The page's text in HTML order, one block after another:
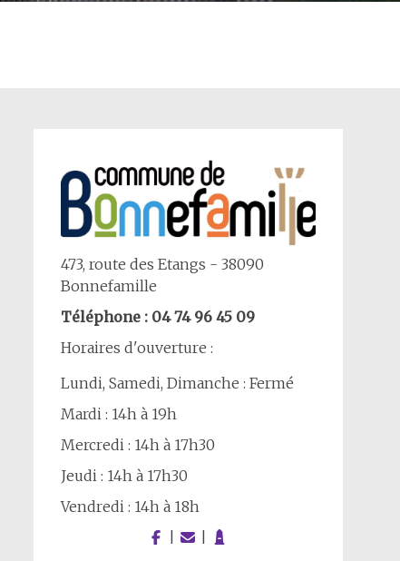
473, route des Etangs - 38090
Bonnefamille
Téléphone : 04 74 96 45 09
Horaires d'ouverture :
Lundi, Samedi, Dimanche : Fermé
Mardi : 14h à 19h
Mercredi : 14h à 17h30
Jeudi : 14h à 17h30
Vendredi : 14h à 18h